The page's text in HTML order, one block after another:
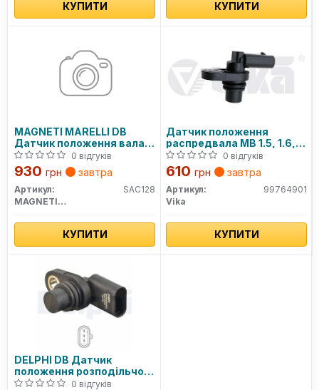
КУПИТИ КУПИТИ
MAGNETI MARELLI DB
Датчик положення вала
W176, V177, W246, W242,
W205, S205
0 відгуків
930 грн завтра
Артикул:
SAC128
MAGNETI MARELLI
КУПИТИ
Датчик положення
распредвала MB 1.5, 1.6,
2.0, 4.0 (11-20) (99764901)
VIKA
0 відгуків
610 грн завтра
Артикул:
99764901
Vika
КУПИТИ
DELPHI DB Датчик
положення розподільчого
вала W176 0 відгуків